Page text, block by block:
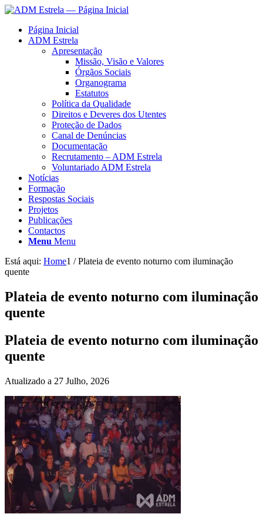
Página Inicial
ADM Estrela
Apresentação
Missão, Visão e Valores
Órgãos Sociais
Organograma
Estatutos
Política da Qualidade
Direitos e Deveres dos Utentes
Proteção de Dados
Canal de Denúncias
Documentação
Recrutamento – ADM Estrela
Voluntariado ADM Estrela
Notícias
Formação
Respostas Sociais
Projetos
Publicações
Contactos
Menu Menu
Está aqui: Home1 / Plateia de evento noturno com iluminação
quente
Plateia de evento noturno com iluminação
quente
Plateia de evento noturno com iluminação
quente
Atualizado a 27 Julho, 2026